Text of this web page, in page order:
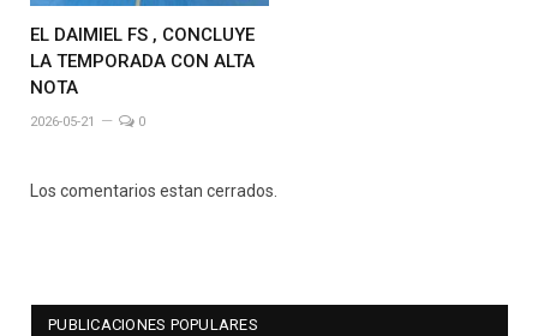
EL DAIMIEL FS , CONCLUYE
LA TEMPORADA CON ALTA
NOTA
2026-05-21 0
Los comentarios estan cerrados.
PUBLICACIONES POPULARES